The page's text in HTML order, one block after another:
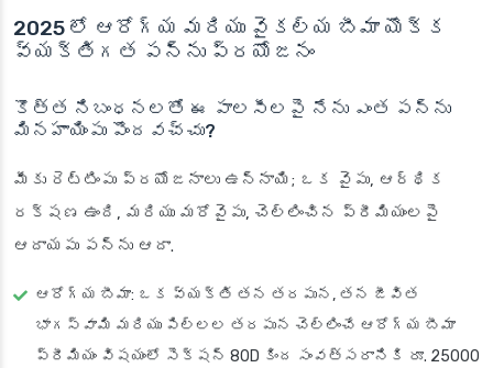
2025 లో ఆరోగ్య మరియు వైకల్య బీమా యొక్క
వ్యక్తిగత పన్ను ప్రయోజనం
కొత్త నిబంధనలతో ఈ పాలసీలపై నేను ఎంత పన్ను
మినహాయింపు పొందవచ్చు?
మీకు రెట్టింపు ప్రయోజనాలు ఉన్నాయి; ఒక వైపు, ఆర్థిక
రక్షణ ఉంది, మరియు మరోవైపు, చెల్లించిన ప్రీమియంలపై
ఆదాయపు పన్ను ఆదా.
ఆరోగ్య బీమా: ఒక వ్యక్తి తన తరపున, తన జీవిత
భాగస్వామి మరియు పిల్లల తరపున చెల్లించే ఆరోగ్య బీమా
ప్రీమియం విషయంలో సెక్షన్ 80D కింద సంవత్సరానికి రూ. 25000